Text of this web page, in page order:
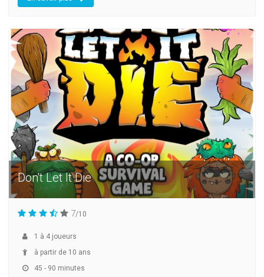
Don't Let It Die
7/10
1 à 4 joueurs
à partir de 10 ans
45 - 90 minutes